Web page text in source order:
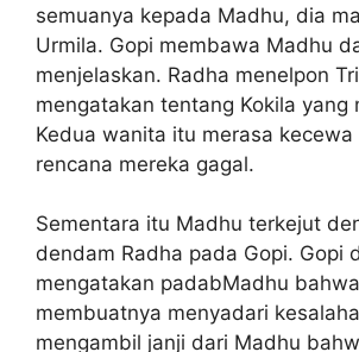
semuanya kepada Madhu, dia
Urmila. Gopi membawa Madhu
menjelaskan. Radha menelpon
mengatakan tentang Kokila yang
Kedua wanita itu merasa kecewa
rencana mereka gagal.
Sementara itu Madhu terkejut
dendam Radha pada Gopi. Gopi
mengatakan padabMadhu
membuatnya menyadari
mengambil janji dari Madhu